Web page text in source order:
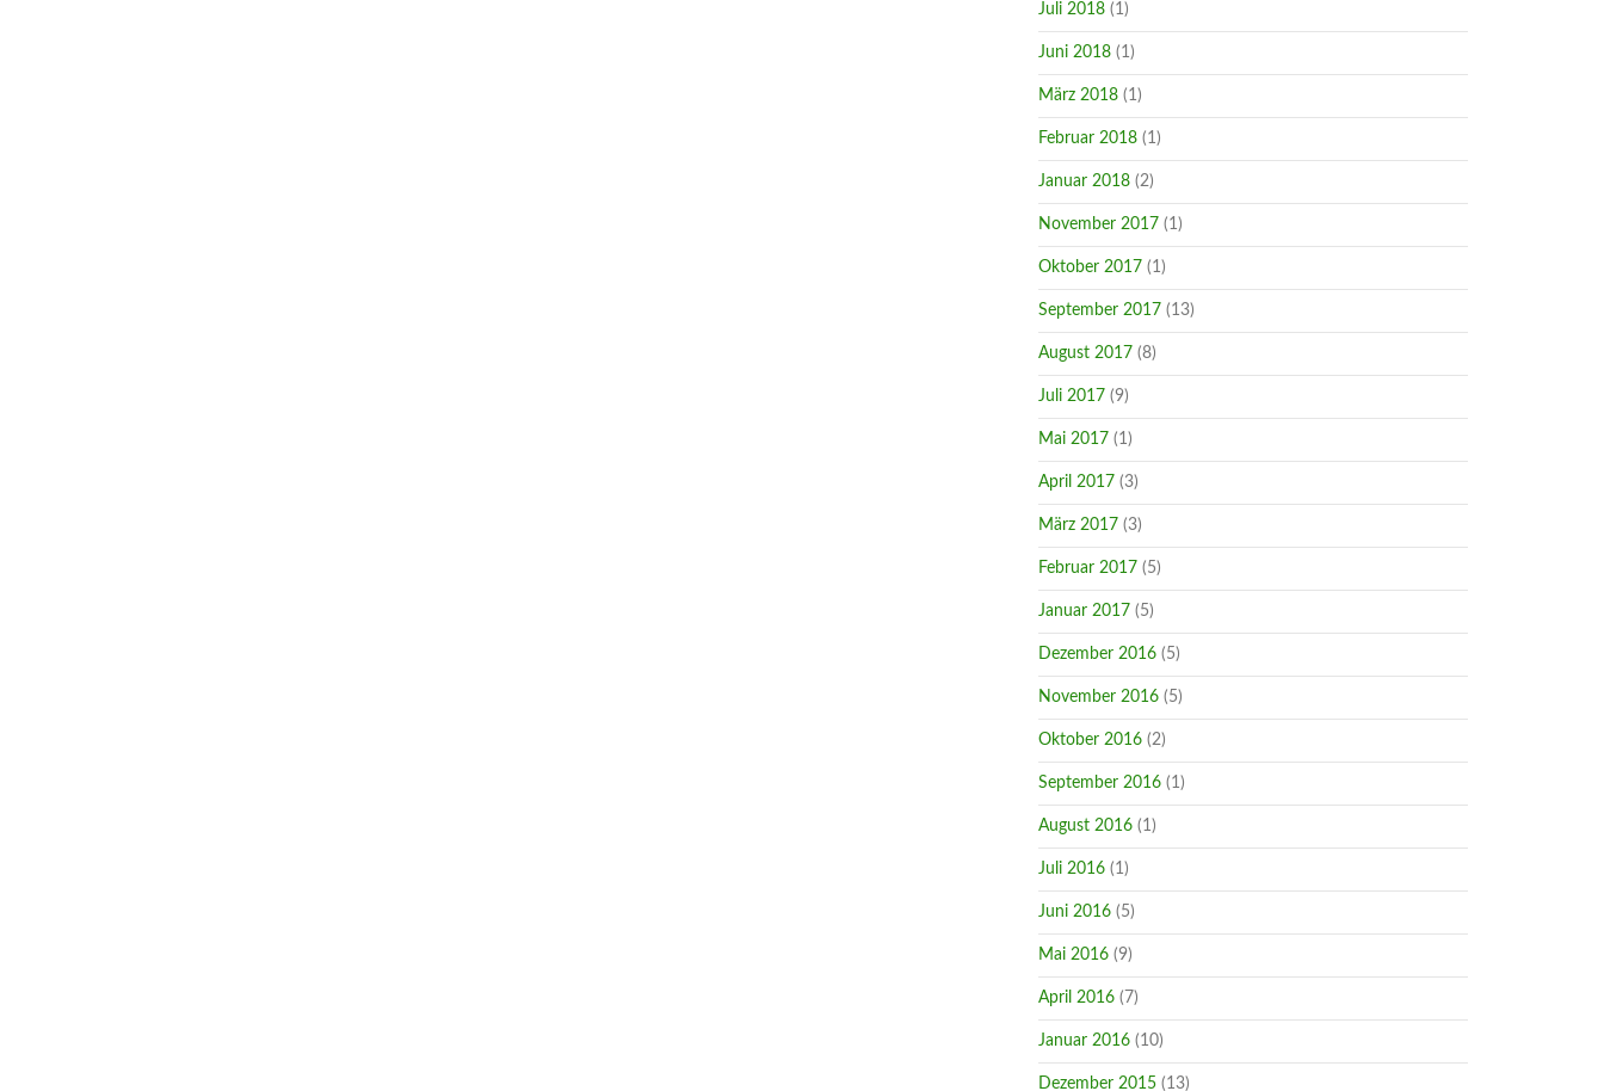
Juli 2018 (1)
Juni 2018 (1)
März 2018 (1)
Februar 2018 (1)
Januar 2018 (2)
November 2017 (1)
Oktober 2017 (1)
September 2017 (13)
August 2017 (8)
Juli 2017 (9)
Mai 2017 (1)
April 2017 (3)
März 2017 (3)
Februar 2017 (5)
Januar 2017 (5)
Dezember 2016 (5)
November 2016 (5)
Oktober 2016 (2)
September 2016 (1)
August 2016 (1)
Juli 2016 (1)
Juni 2016 (5)
Mai 2016 (9)
April 2016 (7)
Januar 2016 (10)
Dezember 2015 (13)